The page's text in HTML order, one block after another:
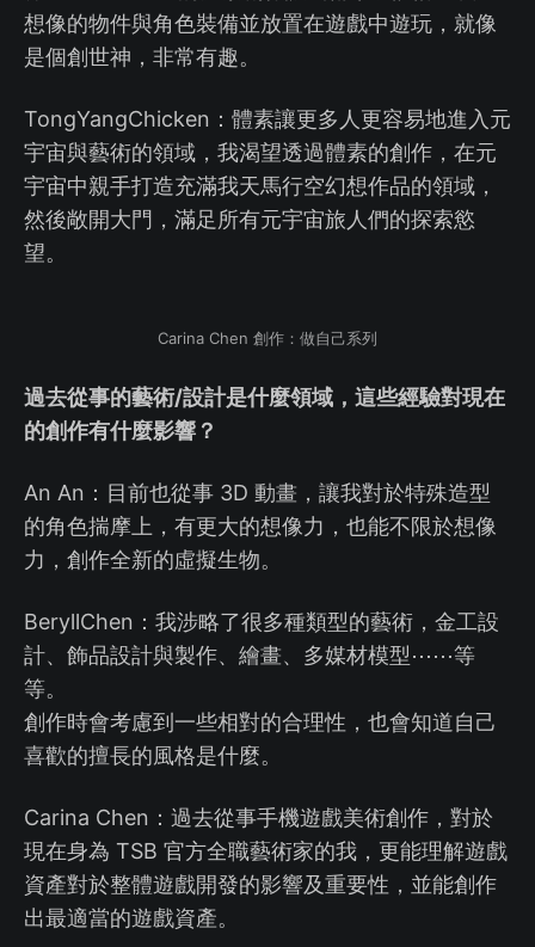
想像的物件與角色裝備並放置在遊戲中遊玩，就像
是個創世神，非常有趣。
TongYangChicken：體素讓更多人更容易地進入元
宇宙與藝術的領域，我渴望透過體素的創作，在元
宇宙中親手打造充滿我天馬行空幻想作品的領域，
然後敞開大門，滿足所有元宇宙旅人們的探索慾
望。
Carina Chen 創作：做自己系列
過去從事的藝術/設計是什麼領域，這些經驗對現在
的創作有什麼影響？
An An：目前也從事 3D 動畫，讓我對於特殊造型
的角色揣摩上，有更大的想像力，也能不限於想像
力，創作全新的虛擬生物。
BeryllChen：我涉略了很多種類型的藝術，金工設
計、飾品設計與製作、繪畫、多媒材模型⋯⋯等
等。
創作時會考慮到一些相對的合理性，也會知道自己
喜歡的擅長的風格是什麼。
Carina Chen：過去從事手機遊戲美術創作，對於
現在身為 TSB 官方全職藝術家的我，更能理解遊戲
資產對於整體遊戲開發的影響及重要性，並能創作
出最適當的遊戲資產。